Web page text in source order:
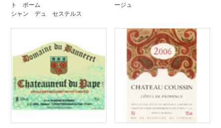
ト ボーム
シャン デュ セステルス
ージュ